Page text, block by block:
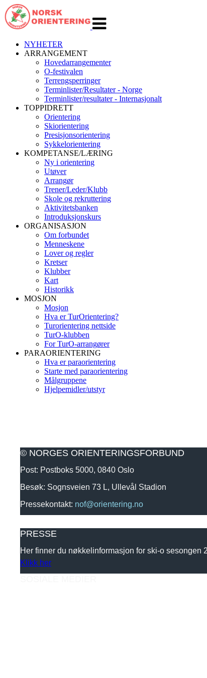
navigasjon
NYHETER
ARRANGEMENT
Hovedarrangementer
O-festivalen
Terrengsperringer
Terminlister/Resultater - Norge
Terminlister/resultater - Internasjonalt
TOPPIDRETT
Orientering
Skiorientering
Presisjonsorientering
Sykkelorientering
KOMPETANSE/LÆRING
Ny i orientering
Utøver
Arrangør
Trener/Leder/Klubb
Skole og rekruttering
Aktivitetsbanken
Introduksjonskurs
ORGANISASJON
Om forbundet
Menneskene
Lover og regler
Kretser
Klubber
Kart
Historikk
MOSJON
Mosjon
Hva er TurOrientering?
Turorientering nettside
TurO-klubben
For TurO-arrangører
PARAORIENTERING
Hva er paraorientering
Starte med paraorientering
Målgruppene
Hjelpemidler/utstyr
© NORGES ORIENTERINGSFORBUND
Post: Postboks 5000, 0840 Oslo
Besøk: Sognsveien 73 L, Ullevål Stadion
Pressekontakt: nof@orientering.no
PRESSE
Her finner du nøkkelinformasjon for ski-o sesongen
Klikk her